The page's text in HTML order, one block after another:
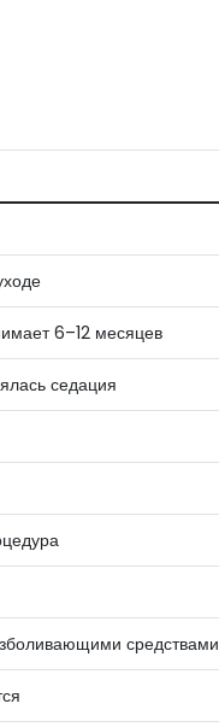
6–12 месяцев
седация
средствами